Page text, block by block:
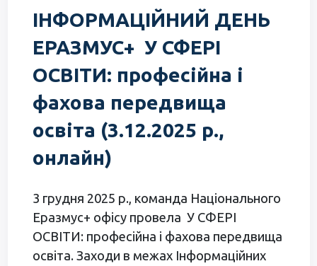
ІНФОРМАЦІЙНИЙ ДЕНЬ
ЕРАЗМУС+ У СФЕРІ
ОСВІТИ: професійна і
фахова передвища
освіта (3.12.2025 р.,
онлайн)
3 грудня 2025 р., команда Національного
Еразмус+ офісу провела У СФЕРІ
ОСВІТИ: професійна і фахова передвища
освіта. Заходи в межах Інформаційних